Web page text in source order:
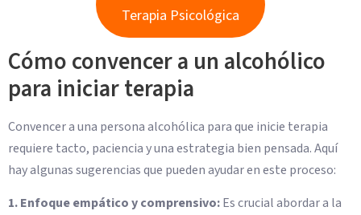
Terapia Psicológica
Cómo convencer a un alcohólico
para iniciar terapia
Convencer a una persona alcohólica para que inicie terapia
requiere tacto, paciencia y una estrategia bien pensada. Aquí
hay algunas sugerencias que pueden ayudar en este proceso:
1. Enfoque empático y comprensivo:Es crucial abordar a la